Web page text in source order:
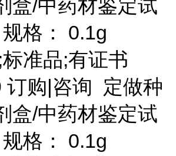
盒/中药材鉴定试
格： 0.1g
准品;有证书
订购|咨询 定做种
盒/中药材鉴定试
格： 0.1g